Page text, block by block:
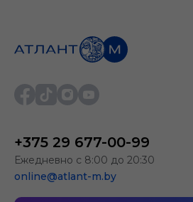
+375 29 677-00-99
Ежедневно с 8:00 до 20:30
online@atlant-m.by